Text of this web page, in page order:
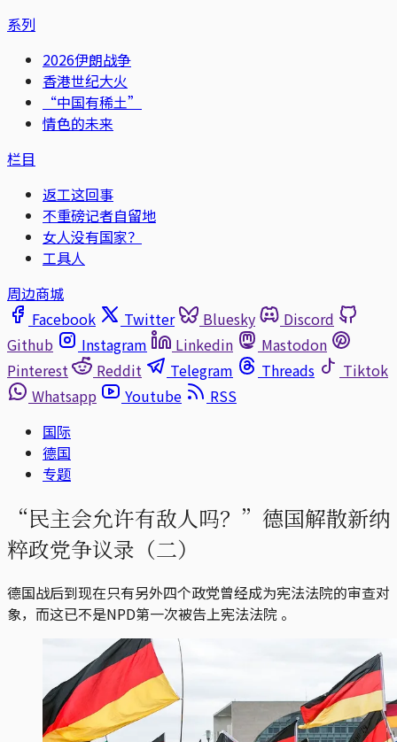
系列
2026伊朗战争
香港世纪大火
“中国有稀土”
情色的未来
栏目
返工这回事
不重磅记者自留地
女人没有国家？
工具人
周边商城
Facebook
Twitter Bluesky
Discord
Github
Instagram Linkedin
Mastodon
Pinterest
Reddit Telegram Threads
Tiktok
Whatsapp
Youtube
RSS
国际
德国
专题
“民主会允许有敌人吗？”德国解散新纳
粹政党争议录（二）
德国战后到现在只有另外四个政党曾经成为宪法法院的审查对
象，而这已不是NPD第一次被告上宪法法院 。